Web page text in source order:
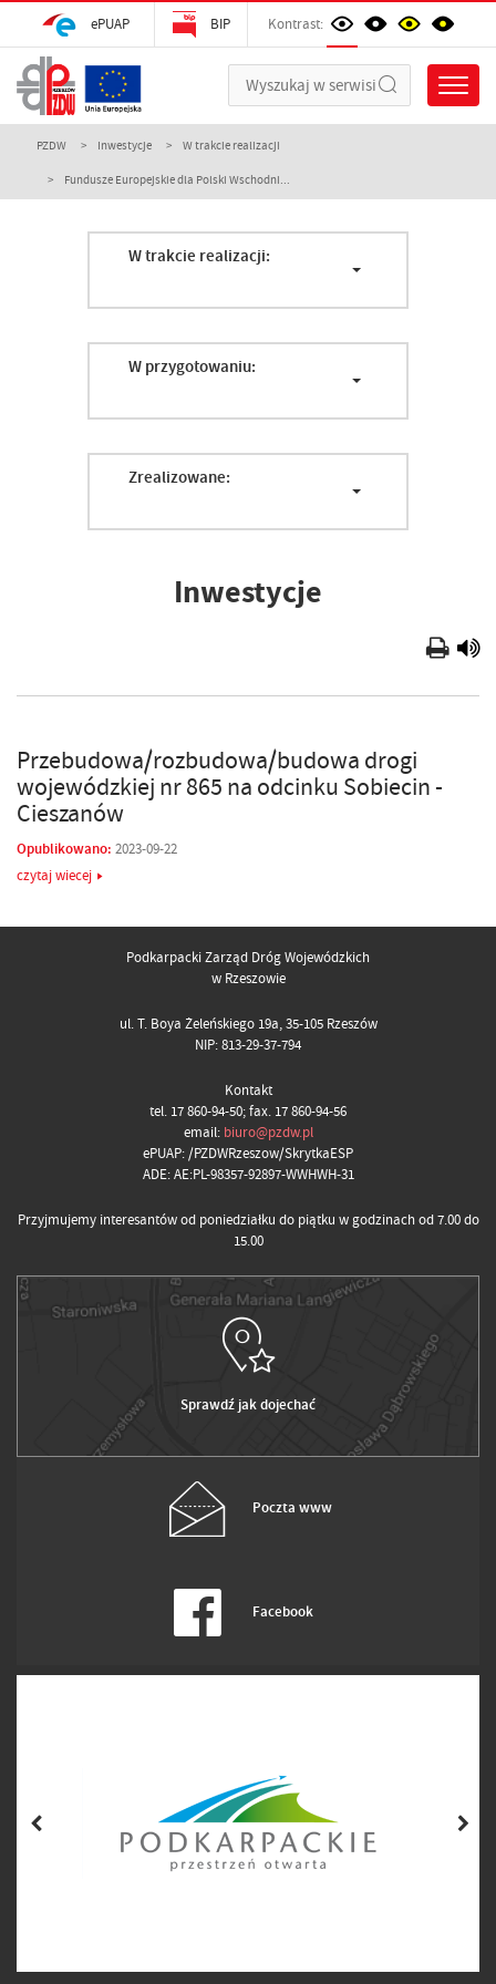
ePUAP BIP Kontrast:
PZDW Inwestycje W trakcie realizacji
Fundusze Europejskie dla Polski Wschodni...
W trakcie realizacji:
W przygotowaniu:
Zrealizowane:
Inwestycje
Przebudowa/rozbudowa/budowa drogi
wojewódzkiej nr 865 na odcinku Sobiecin -
Cieszanów
Opublikowano: 2023-09-22
czytaj wiecej
Podkarpacki Zarząd Dróg Wojewódzkich
w Rzeszowie
ul. T. Boya Żeleńskiego 19a, 35-105 Rzeszów
NIP: 813-29-37-794
Kontakt
tel. 17 860-94-50; fax. 17 860-94-56
email: biuro@pzdw.pl
ePUAP: /PZDWRzeszow/SkrytkaESP
ADE: AE:PL-98357-92897-WWHWH-31
Przyjmujemy interesantów od poniedziałku do piątku w godzinach od 7.00 do
15.00
Sprawdź jak dojechać
Poczta www
Facebook